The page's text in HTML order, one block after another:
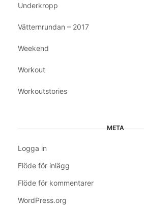
Underkropp
Vätternrundan – 2017
Weekend
Workout
Workoutstories
META
Logga in
Flöde för inlägg
Flöde för kommentarer
WordPress.org